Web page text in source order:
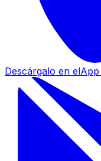
Descárgalo en el